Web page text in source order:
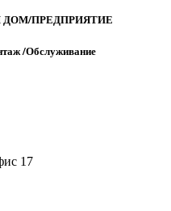
ДОМ/ПРЕДПРИЯТИЕ
/Обслуживание
17